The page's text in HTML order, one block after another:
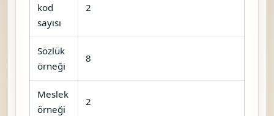
kod
sayısı
2
Sözlük
örneği
8
Meslek
örneği
2